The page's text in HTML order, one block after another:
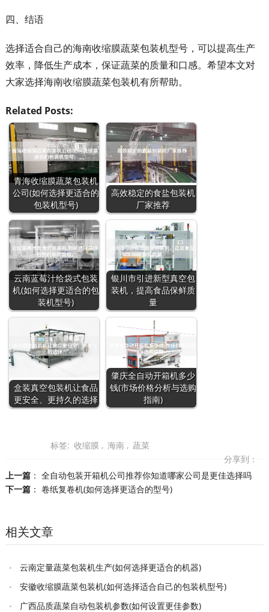
四、结语
选择适合自己的海南收缩膜蔬菜包装机型号，可以提高生产
效率，降低生产成本，保证蔬菜的质量和口感。希望本文对
大家选择海南收缩膜蔬菜包装机有所帮助。
Related Posts:
青海收缩膜蔬菜包装机
公司(如何选择更适合的
包装机型号)
高效稳定的食盐包装机
厂家推荐
云南蓝莓汁给袋式包装
机(如何选择更适合的包
装机型号)
银川市引进新型真空包
装机，提高食品保鲜质
量
盒装真空包装机让食品
更安全、更持久的选择
肇庆全自动开箱机多少
钱(市场价格分析与选购
指南)
标签: 收缩膜 , 海南 , 蔬菜
分享到：
上一篇： 全自动包装开箱机公司推荐你知道哪家公司是更佳选择吗
下一篇： 卷纸复卷机(如何选择更适合的型号)
相关文章
云南定量蔬菜包装机生产(如何选择更适合的机器)
安徽收缩膜蔬菜包装机(如何选择适合自己的包装机型号)
广西品质蔬菜自动包装机参数(如何设置更佳参数)